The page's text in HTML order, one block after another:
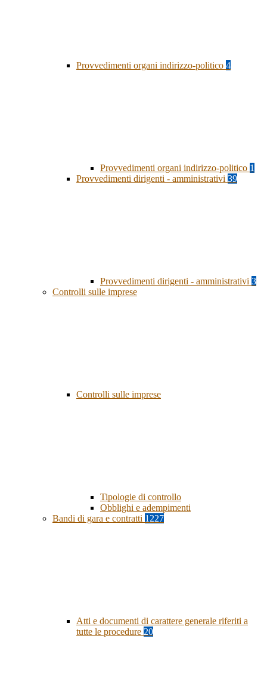
Provvedimenti organi indirizzo-politico 4
Provvedimenti organi indirizzo-politico 1
Provvedimenti dirigenti - amministrativi 39
Provvedimenti dirigenti - amministrativi 3
Controlli sulle imprese
Controlli sulle imprese
Tipologie di controllo
Obblighi e adempimenti
Bandi di gara e contratti 1227
Atti e documenti di carattere generale riferiti a
tutte le procedure 20